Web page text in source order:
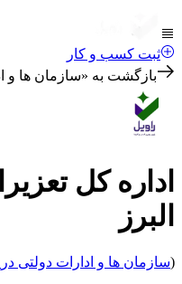
ثبت کسب و کار
بازگشت به «سازمان ها و
اداره کل
البرز
(سازمان ها و ادارات دولتی در